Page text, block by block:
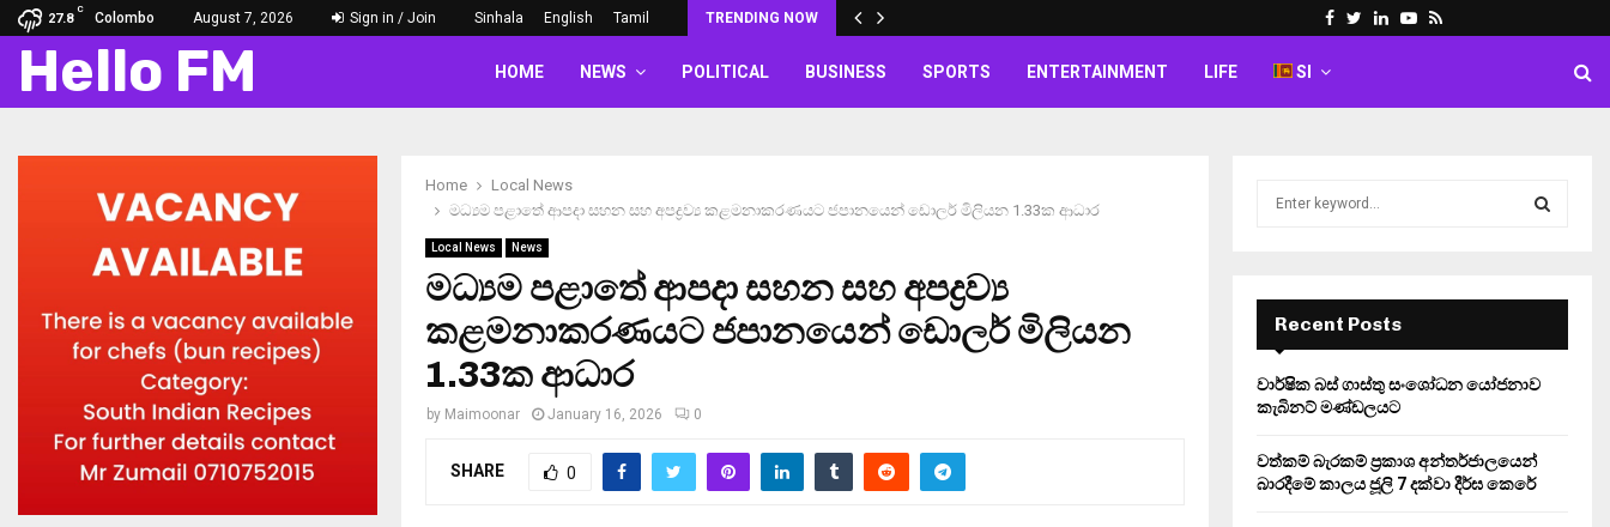
27.8
C
Colombo August 7, 2026 Sign in / Join Sinhala English Tamil TRENDING NOW Facebook
Twitter
LinkedinYoutube
Rss
Hello FM HOME NEWS POLITICAL BUSINESS SPORTS ENTERTAINMENT LIFE SI
Home
Local News
මධ්‍යම පළාතේ ආපදා සහන සහ අපද්‍රව්‍ය කළමනාකරණයට ජපානයෙන් ඩොලර් මිලියන 1.33ක ආධාර
Local News News
මධ්‍යම පළාතේ ආපදා සහන සහ අපද්‍රව්‍ය
කළමනාකරණයට ජපානයෙන් ඩොලර් මිලියන
1.33ක ආධාර
by Maimoonar January 16, 2026 0
SHARE 0
r
:
E
A
R
H
Recent Posts
වාර්ෂික බස් ගාස්තු සංශෝධන යෝජනාව
කැබිනට් මණ්ඩලයට
වත්කම් බැරකම් ප්‍රකාශ අන්තර්ජාලයෙන්
බාරදීමේ කාලය ජූලි 7 දක්වා දීර්ඝ කෙරේ